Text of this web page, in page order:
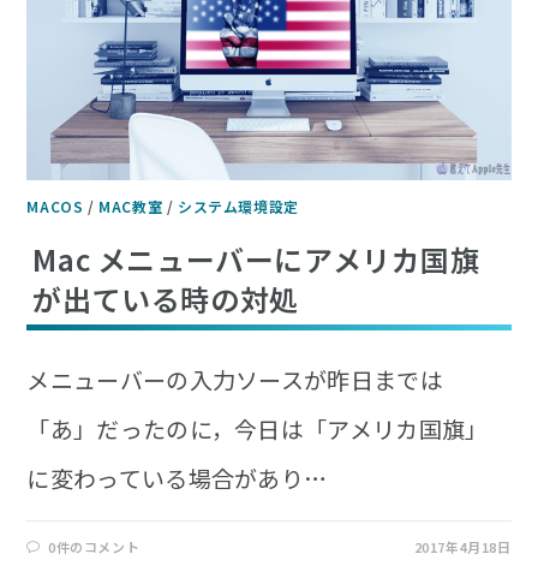
MACOS / MAC教室 / システム環境設定
Mac メニューバーにアメリカ国旗
が出ている時の対処
メニューバーの入力ソースが昨日までは
「あ」だったのに，今日は「アメリカ国旗」
に変わっている場合があり…
0件のコメント 2017年4月18日